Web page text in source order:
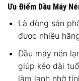
Ưu Điểm Dầu Máy
Là dòng sản
được nhiều
Dầu máy nén
giúp kéo dài
làm lạnh nhờ